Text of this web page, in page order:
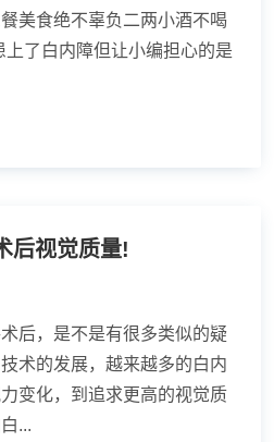
美食绝不辜负二两小酒不喝
了白内障但让小编担心的是
后视觉质量!
后，是不是有很多类似的疑
术的发展，越来越多的白内
变化，到追求更高的视觉质
...